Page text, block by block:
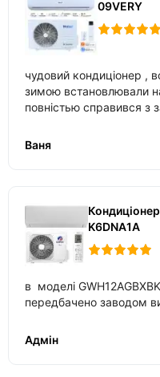
09VERY
чудовий кондиціонер ,
зимою встановлювали
повністью справився з
температури
Ваня
K6DNA1A
в моделі
передбачено заводом
Адмін